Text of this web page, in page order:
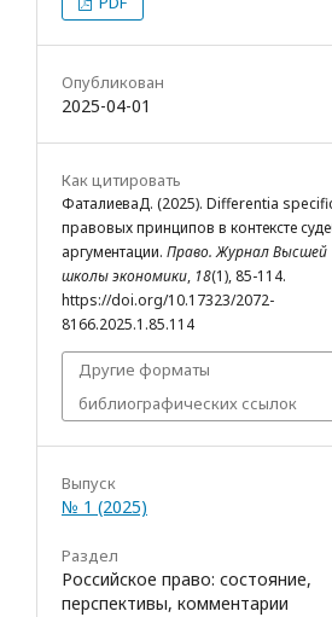
Опубликован
2025-04-01
Как цитировать
ФаталиеваД. (2025). Differentia
правовых принципов в контексте
аргументации. Право. Журнал Высшей
школы экономики, 18(1), 85-114.
https://doi.org/10.17323/2072-
8166.2025.1.85.114
Другие форматы
библиографических ссылок
Выпуск
№ 1 (2025)
Раздел
Российское право: состояние,
перспективы, комментарии